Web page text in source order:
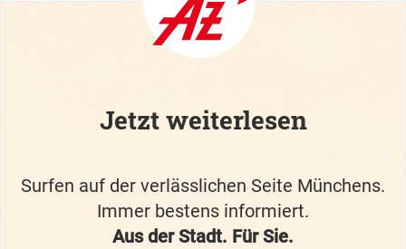
Jetzt weiterlesen
Surfen auf der verlässlichen Seite Münchens.
Immer bestens informiert.
Aus der Stadt. Für Sie.